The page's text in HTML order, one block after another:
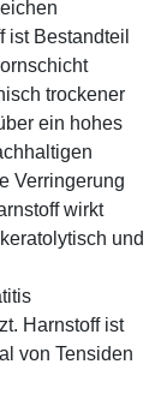
ist Bestandteil
trockener
ein hohes
Verringerung
wirkt
und
Harnstoff ist
von Tensiden